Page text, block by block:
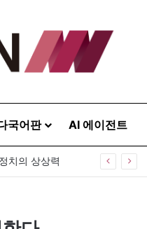
국어판 AI 에이전트
치의 상상력